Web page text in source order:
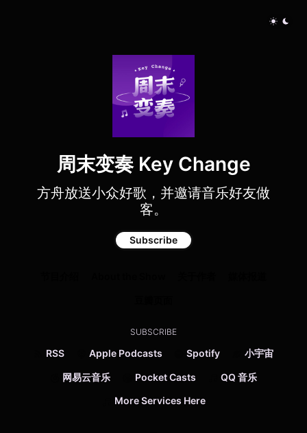
周末变奏 Key Change
方舟放送小众好歌，并邀请音乐好友做
客。
Subscribe
SUBSCRIBE
RSS Apple Podcasts Spotify 小宇宙
网易云音乐 Pocket Casts QQ 音乐
More Services Here